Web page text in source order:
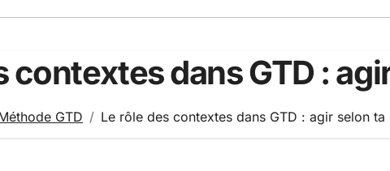
contextes dans GTD :
GTD Le rôle des contextes dans GTD : agir selon